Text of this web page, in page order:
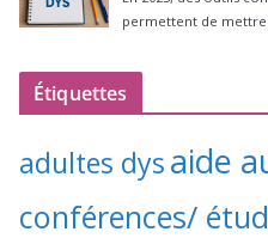
Étiquettes
adultes dysaide
conférences/